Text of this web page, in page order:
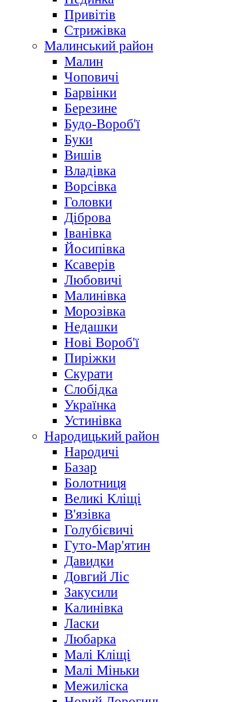
Привітів
Стрижівка
Малинський район
Малин
Чоповичі
Барвінки
Березине
Будо-Вороб'ї
Буки
Вишів
Владівка
Ворсівка
Головки
Діброва
Іванівка
Йосипівка
Ксаверів
Любовичі
Малинівка
Морозівка
Недашки
Нові Вороб'ї
Пиріжки
Скурати
Слобідка
Українка
Устинівка
Народицький район
Народичі
Базар
Болотниця
Великі Кліщі
В'язівка
Голубієвичі
Гуто-Мар'ятин
Давидки
Довгий Ліс
Закусили
Калинівка
Ласки
Любарка
Малі Кліщі
Малі Міньки
Межиліска